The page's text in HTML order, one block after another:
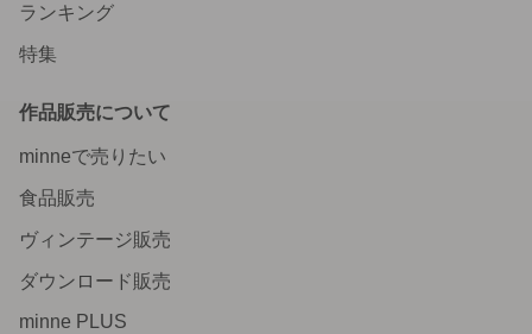
ランキング
特集
作品販売について
minneで売りたい
食品販売
ヴィンテージ販売
ダウンロード販売
minne PLUS